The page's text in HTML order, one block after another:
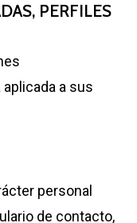
PERFILES
a sus
personal
de contacto,